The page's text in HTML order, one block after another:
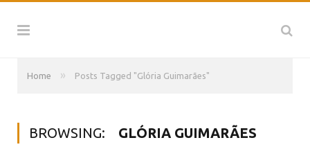
Home » Posts Tagged "Glória Guimarães"
BROWSING: GLÓRIA GUIMARÃES